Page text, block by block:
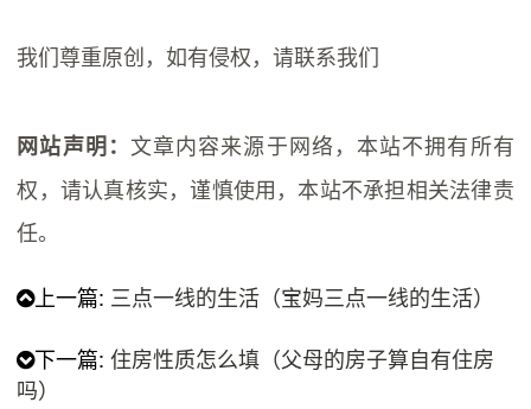
我们尊重原创，如有侵权，请联系我们
网站声明： 文章内容来源于网络，本站不拥有所有
权，请认真核实，谨慎使用，本站不承担相关法律责
任。
上一篇: 三点一线的生活（宝妈三点一线的生活）
下一篇:住房性质怎么填（父母的房子算自有住房
吗）